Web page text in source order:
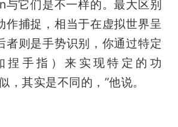
它们是不一样的。最大区别
作捕捉，相当于在虚拟世界呈
者则是手势识别，你通过特定
捏手指）来实现特定的功
，其实是不同的，”他说。